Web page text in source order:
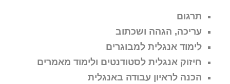
תרגום
עריכה, הגהה ושכתוב
לימוד אנגלית למבוגרים
חיזוק אנגלית לסטודנטים ולימוד מאמרים
הכנה לראיון עבודה באנגלית